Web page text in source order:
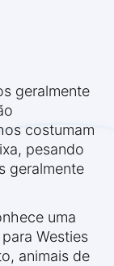
geralmente
costumam
pesando
geralmente
uma
Westies
animais de